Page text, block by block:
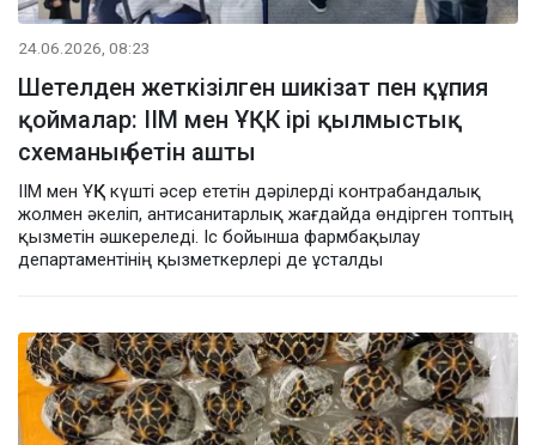
24.06.2026, 08:23
Шетелден жеткізілген шикізат пен құпия
қоймалар: ІІМ мен ҰҚК ірі қылмыстық
схеманың бетін ашты
ІІМ мен ҰҚК күшті әсер ететін дәрілерді контрабандалық
жолмен әкеліп, антисанитарлық жағдайда өндірген топтың
қызметін әшкереледі. Іс бойынша фармбақылау
департаментінің қызметкерлері де ұсталды